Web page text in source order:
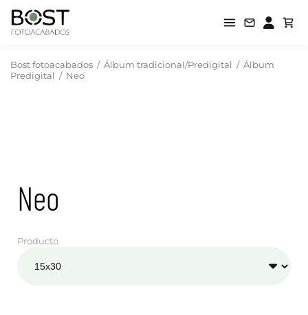
Bost fotoacabados / Álbum tradicional/Predigital / Álbum
Predigital / Neo
Neo
Producto